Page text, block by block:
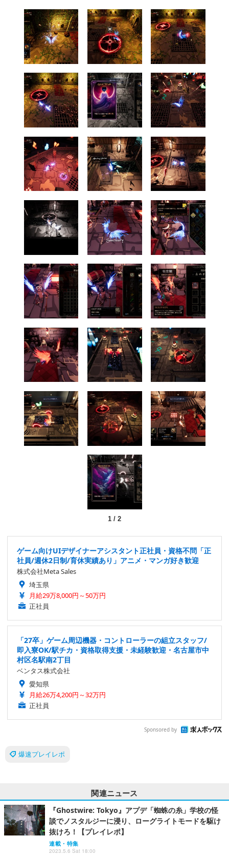
1/ 2
ゲーム向けUIデザイナーアシスタント正社員・資格不問「正
社員/週休2日制/育休実績あり」アニメ・マンガ好き歓迎
株式会社Meta Sales
埼玉県
月給29万8,000円～50万円
正社員
「27卒」ゲーム周辺機器・コントローラーの組立スタッフ/
即入寮OK/駅チカ・資格取得支援・未経験歓迎・名古屋市中
村区名駅南2丁目
ベンタス株式会社
愛知県
月給26万4,200円～32万円
正社員
Sponsored by
爆速プレイレポ
関連ニュース
『Ghostwire: Tokyo』アプデ「蜘蛛の糸」学校の怪
談でノスタルジーに浸り、ローグライトモードを駆け
抜けろ！【プレイレポ】
連載・特集
2023.5.6 Sat 18:00